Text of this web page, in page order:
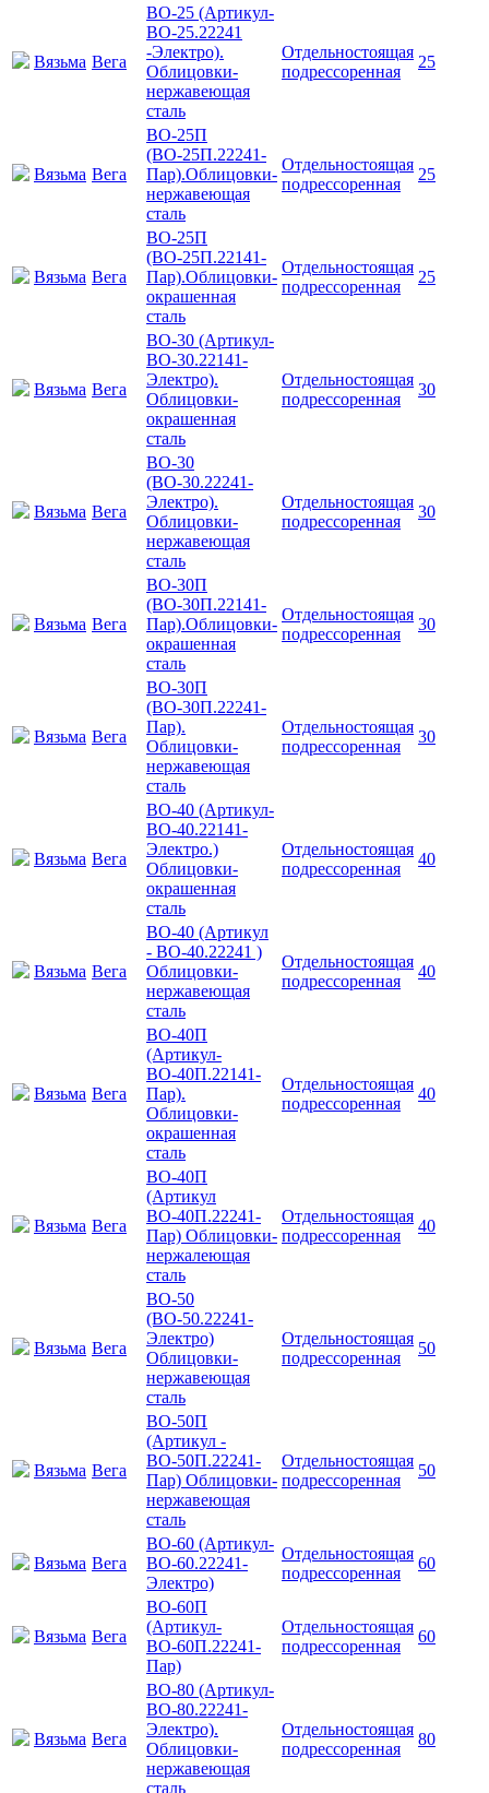
Вязьма Вега
ВО-25 (Артикул-
ВО-25.22241
-Электро).
Облицовки-
нержавеющая
сталь
Отдельностоящая
подрессоренная
25
Вязьма Вега
ВО-25П
(ВО-25П.22241-
Пар).Облицовки-
нержавеющая
сталь
Отдельностоящая
подрессоренная
25
Вязьма Вега
ВО-25П
(ВО-25П.22141-
Пар).Облицовки-
окрашенная
сталь
Отдельностоящая
подрессоренная
25
Вязьма Вега
ВО-30 (Артикул-
ВО-30.22141-
Электро).
Облицовки-
окрашенная
сталь
Отдельностоящая
подрессоренная
30
Вязьма Вега
ВО-30
(ВО-30.22241-
Электро).
Облицовки-
нержавеющая
сталь
Отдельностоящая
подрессоренная
30
Вязьма Вега
ВО-30П
(ВО-30П.22141-
Пар).Облицовки-
окрашенная
сталь
Отдельностоящая
подрессоренная
30
Вязьма Вега
ВО-30П
(ВО-30П.22241-
Пар).
Облицовки-
нержавеющая
сталь
Отдельностоящая
подрессоренная
30
Вязьма Вега
ВО-40 (Артикул-
ВО-40.22141-
Электро.)
Облицовки-
окрашенная
сталь
Отдельностоящая
подрессоренная
40
Вязьма Вега
ВО-40 (Артикул
- ВО-40.22241 )
Облицовки-
нержавеющая
сталь
Отдельностоящая
подрессоренная
40
Вязьма Вега
ВО-40П
(Артикул-
ВО-40П.22141-
Пар).
Облицовки-
окрашенная
сталь
Отдельностоящая
подрессоренная
40
Вязьма Вега
ВО-40П
(Артикул
ВО-40П.22241-
Пар) Облицовки-
нержалеющая
сталь
Отдельностоящая
подрессоренная
40
Вязьма Вега
ВО-50
(ВО-50.22241-
Электро)
Облицовки-
нержавеющая
сталь
Отдельностоящая
подрессоренная
50
Вязьма Вега
ВО-50П
(Артикул -
ВО-50П.22241-
Пар) Облицовки-
нержавеющая
сталь
Отдельностоящая
подрессоренная
50
Вязьма Вега
ВО-60 (Артикул-
ВО-60.22241-
Электро)
Отдельностоящая
подрессоренная
60
Вязьма Вега
ВО-60П
(Артикул-
ВО-60П.22241-
Пар)
Отдельностоящая
подрессоренная
60
Вязьма Вега
ВО-80 (Артикул-
ВО-80.22241-
Электро).
Облицовки-
нержавеющая
сталь
Отдельностоящая
подрессоренная
80